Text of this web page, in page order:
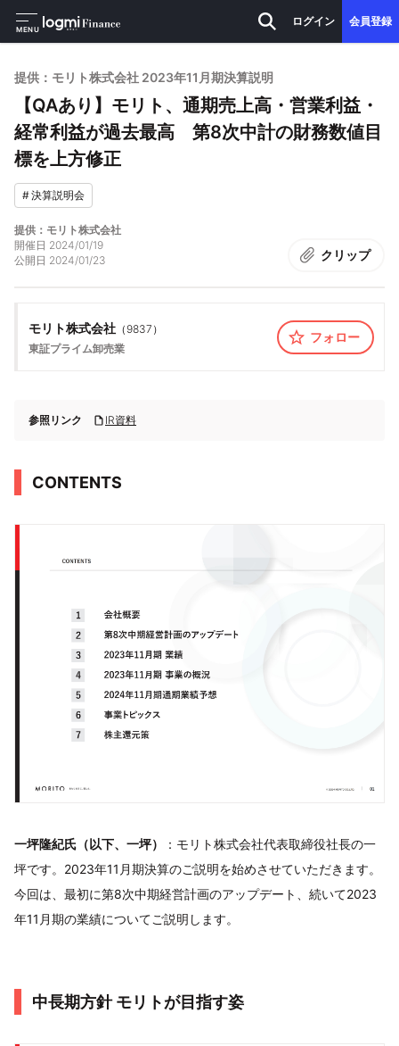
MENU
ログイン 会員登録
提供：モリト株式会社 2023年11月期決算説明
【QAあり】モリト、通期売上高・営業利益・
経常利益が過去最高 第8次中計の財務数値目
標を上方修正
#決算説明会
提供：モリト株式会社
開催日 2024/01/19
公開日 2024/01/23 クリップ
モリト株式会社 （ 9837 ）
東証プライム卸売業
フォロー
参照リンク IR資料
CONTENTS
一坪隆紀氏（以下、一坪）
：モリト株式会社代表取締役社長の一
坪です。2023年11月期決算のご説明を始めさせていただきます。
今回は、最初に第8次中期経営計画のアップデート、続いて2023
年11月期の業績についてご説明します。
中長期方針 モリトが目指す姿